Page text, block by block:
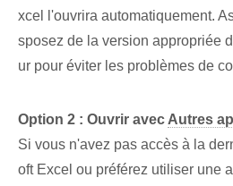
xcel l'ouvrira automatiquement.
sposez de la version appropriée
ur pour éviter les problèmes de
Option‌ 2 :⁣ Ouvrir avec Autres
Si vous n'avez pas accès à la
oft Excel ou préférez utiliser une